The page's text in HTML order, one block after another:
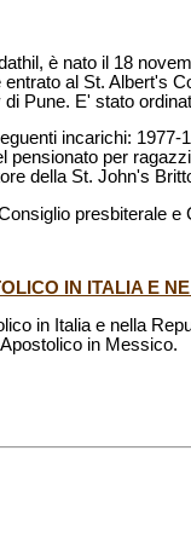
è nato il 18
al St. Albert's
Pune. E' stato
incarichi:
pensionato per
della St. John's
presbiterale e
IN ITALIA E
in Italia e nella
in Messico.